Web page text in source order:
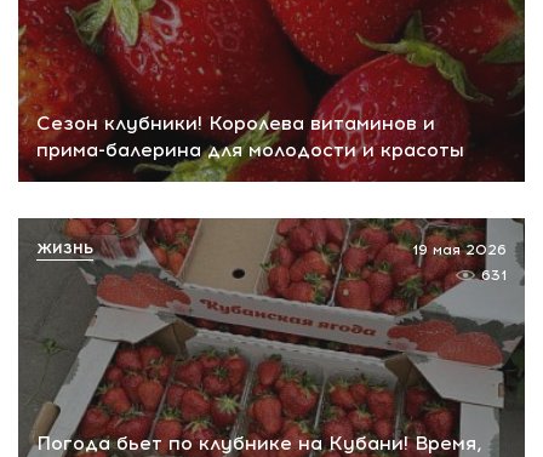
Сезон клубники! Королева витаминов и
прима-балерина для молодости и красоты
Погода бьет по клубнике на Кубани! Время,
19 мая 2026
631
ЖИЗНЬ